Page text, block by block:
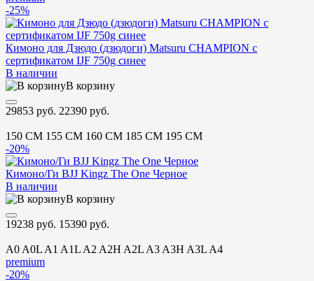
-25%
Кимоно для Дзюдо (дзюдоги) Matsuru CHAMPION с
сертификатом IJF 750g синее
В наличии
В корзину
29853 руб. 22390 руб.
150 CM 155 CM 160 CM 185 CM 195 CM
-20%
Кимоно/Ги BJJ Kingz The One Черное
В наличии
В корзину
19238 руб. 15390 руб.
A0 A0L A1 A1L A2 A2H A2L A3 A3H A3L A4
premium
-20%